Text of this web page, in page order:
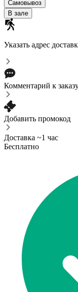
Самовывоз
В зале
Указать адрес
Комментарий к
Добавить промокод
Доставка ~1 час
Бесплатно